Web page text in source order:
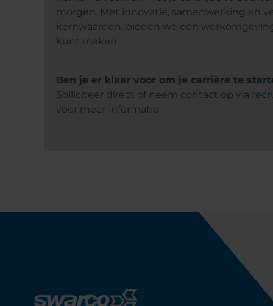
morgen. Met innovatie, samenwerking en
kernwaarden, bieden we een
kunt maken.
Ben je er klaar voor om je carrière te
Solliciteer direct of neem contact op via
voor meer informatie.